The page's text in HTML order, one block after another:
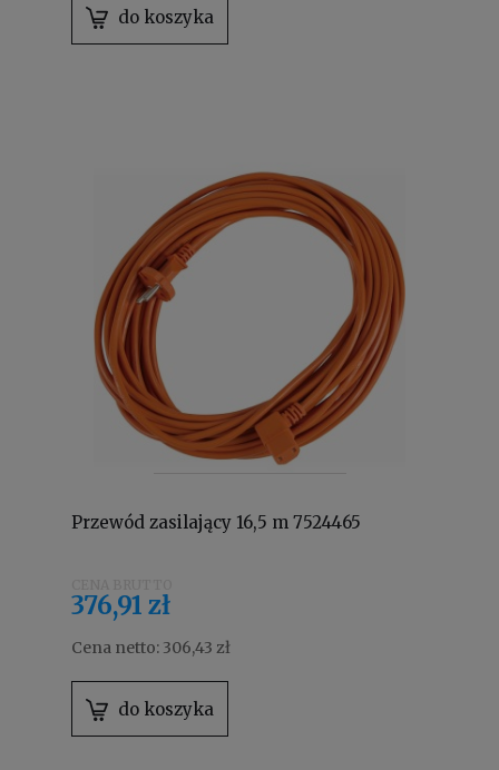
do koszyka
Przewód zasilający 16,5 m 7524465
376,91 zł
Cena netto: 306,43 zł
do koszyka